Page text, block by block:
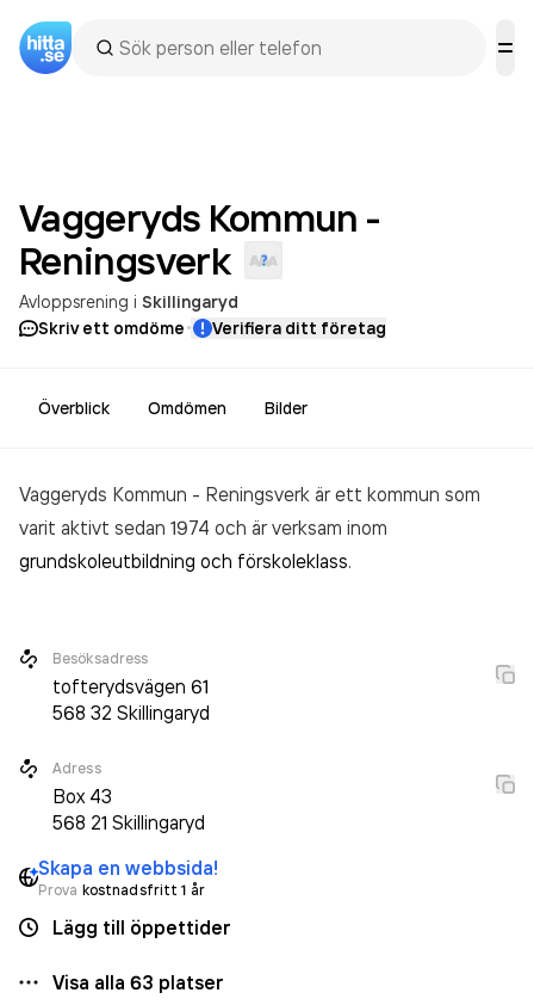
Vaggeryds Kommun -
Reningsverk
Avloppsrening i Skillingaryd
Skriv ett omdöme· Verifiera ditt företag
Överblick Omdömen Bilder
Vaggeryds Kommun - Reningsverk är ett kommun som
varit aktivt sedan 1974 och är verksam inom
grundskoleutbildning och förskoleklass.
Besöksadress
tofterydsvägen 61
568 32 Skillingaryd
Adress
Box 43
568 21 Skillingaryd
Skapa en webbsida!
Prova kostnadsfritt 1 år
Lägg till öppettider
Visa alla 63 platser